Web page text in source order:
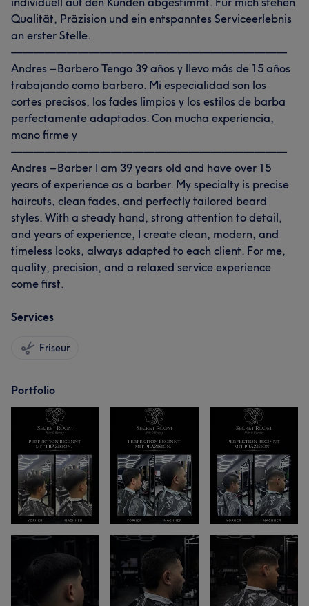
Qualität, Präzision und ein entspanntes Serviceerlebnis
an erster Stelle.
—————————————————————————
Andres – Barbero Tengo 39 años y llevo más de 15 años
trabajando como barbero. Mi especialidad son los
cortes precisos, los fades limpios y los estilos de barba
perfectamente adaptados. Con mucha experiencia,
mano firme y
—————————————————————————
Andres – Barber I am 39 years old and have over 15
years of experience as a barber. My specialty is precise
haircuts, clean fades, and perfectly tailored beard
styles. With a steady hand, strong attention to detail,
and years of experience, I create clean, modern, and
timeless looks, always adapted to each client. For me,
quality, precision, and a relaxed service experience
come first.
Services
Friseur
Portfolio